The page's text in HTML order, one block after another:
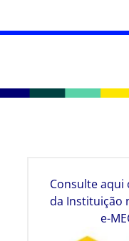
Consulte aqui
da Instituição
e-